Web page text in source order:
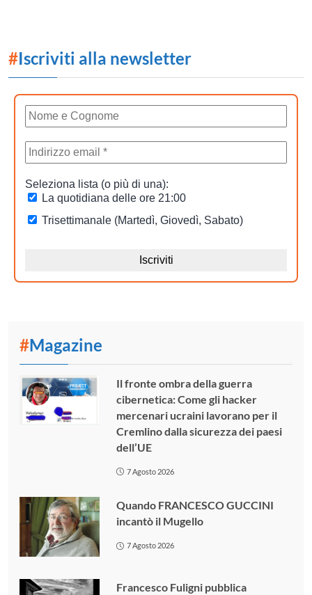
#Iscriviti alla newsletter
#Magazine
Il fronte ombra della guerra
cibernetica: Come gli hacker
mercenari ucraini lavorano per il
Cremlino dalla sicurezza dei paesi
dell’UE
7 Agosto 2026
Quando FRANCESCO GUCCINI
incantò il Mugello
7 Agosto 2026
Francesco Fuligni pubblica